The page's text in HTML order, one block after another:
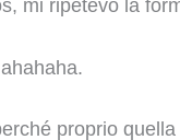
mi ripetevo la
proprio